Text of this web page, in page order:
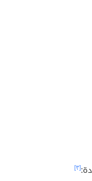
[٣]